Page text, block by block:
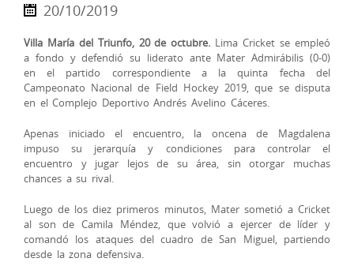
20/10/2019
Villa María del Triunfo, 20 de octubre. Lima Cricket se empleó
a fondo y defendió su liderato ante Mater Admirábilis (0-0)
en el partido correspondiente a la quinta fecha del
Campeonato Nacional de Field Hockey 2019, que se disputa
en el Complejo Deportivo Andrés Avelino Cáceres.
Apenas iniciado el encuentro, la oncena de Magdalena
impuso su jerarquía y condiciones para controlar el
encuentro y jugar lejos de su área, sin otorgar muchas
chances a su rival.
Luego de los diez primeros minutos, Mater sometió a Cricket
al son de Camila Méndez, que volvió a ejercer de líder y
comandó los ataques del cuadro de San Miguel, partiendo
desde la zona defensiva.